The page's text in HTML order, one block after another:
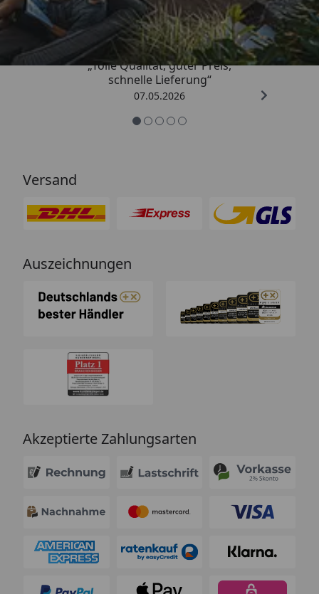
4,67/ 5
„Tolle Qualität, guter Preis,
schnelle Lieferung“
07.05.2026
Versand
Auszeichnungen
Akzeptierte Zahlungsarten